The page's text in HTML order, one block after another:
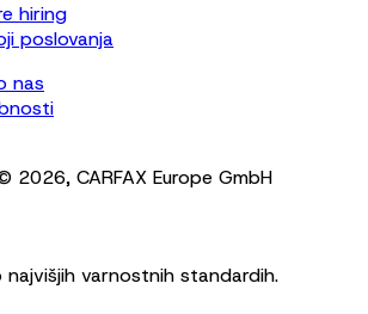
hiring
poslovanja
nas
2026, CARFAX Europe GmbH
najvišjih varnostnih standardih.